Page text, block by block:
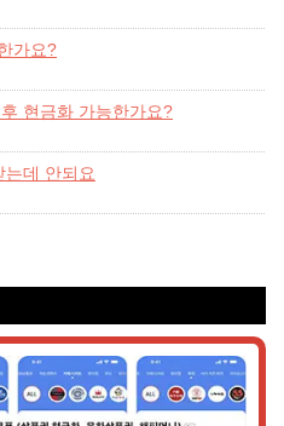
가요?
현금화 가능한가요?
데 안되요